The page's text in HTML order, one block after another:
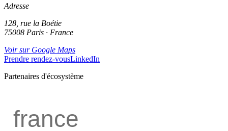
Adresse
128, rue la Boétie
75008 Paris · France
Voir sur Google Maps
Prendre rendez-vousLinkedIn
Partenaires d'écosystème